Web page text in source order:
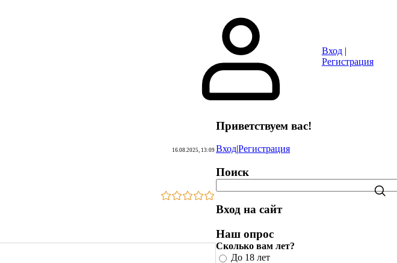
FAQ
Вход|
Регистрация
16.08.2025, 13:09
Приветствуем вас!
Вход|Регистрация
Поиск
Вход на сайт
Наш опрос
Сколько вам лет?
До 18 лет